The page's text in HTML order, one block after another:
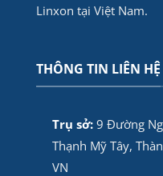
Linxon tại Việt Nam.
THÔNG TIN LIÊN HỆ
Trụ sở: 9 Đường
Thạnh Mỹ Tây,
VN